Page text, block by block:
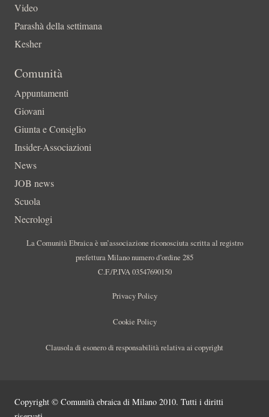
Video
Parashà della settimana
Kesher
Comunità
Appuntamenti
Giovani
Giunta e Consiglio
Insider-Associazioni
News
JOB news
Scuola
Necrologi
La Comunità Ebraica è un’associazione riconosciuta scritta al registro
prefettura Milano numero d’ordine 285
C.F./P.IVA 03547690150
Privacy Policy
Cookie Policy
Clausola di esonero di responsabilità relativa ai copyright
Copyright © Comunità ebraica di Milano 2010. Tutti i diritti